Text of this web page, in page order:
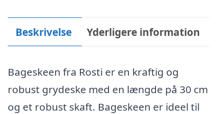
Beskrivelse Yderligere information
Bageskeen fra Rosti er en kraftig og
robust grydeske med en længde på 30 cm
og et robust skaft. Bageskeen er ideel til